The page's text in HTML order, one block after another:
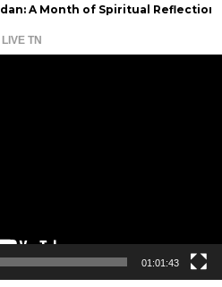
of Spiritual Reflection,
LIVE TN
01:01:43